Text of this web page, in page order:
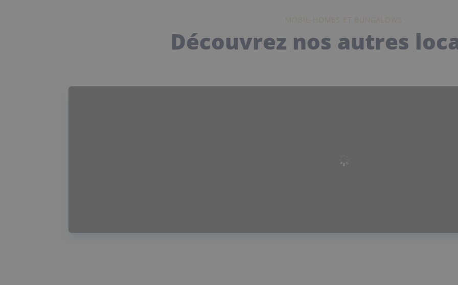
MOBIL-HOMES ET BUNGALOWS
Découvrez nos autres